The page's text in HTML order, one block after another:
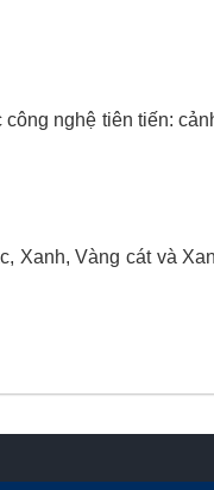
nghệ tiên tiến:
Xanh, Vàng cát và